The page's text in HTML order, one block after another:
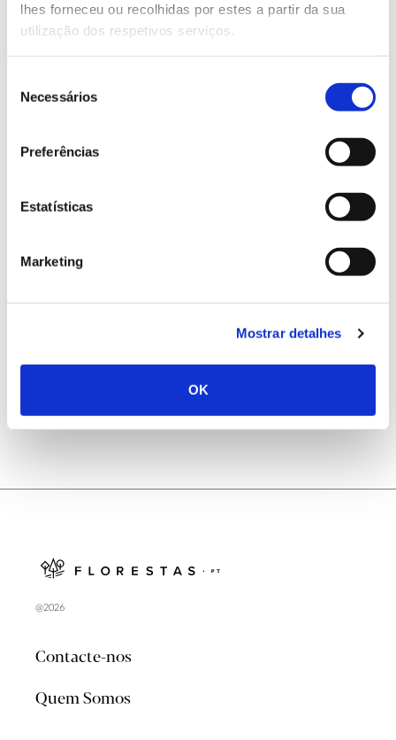
lhes forneceu ou recolhidas por estes a partir da sua
utilização dos respetivos serviços.
Necessários
Preferências
Estatísticas
Marketing
Mostrar detalhes
OK
Genoma do priolo e de outras espécies em risco:
Registar galhas de Trichi em acácia-das-espigas:
cidadãos chamados a ajudar
Natureza e florestas procuram jovens voluntários
@2026
Contacte-nos
Quem Somos